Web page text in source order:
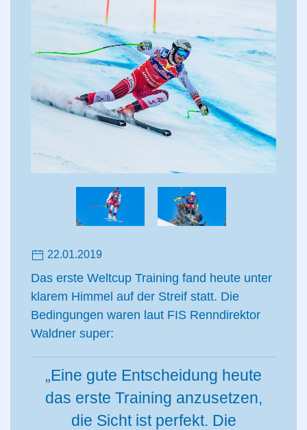
22.01.2019
Das erste Weltcup Training fand heute unter
klarem Himmel auf der Streif statt. Die
Bedingungen waren laut FIS Renndirektor
Waldner super:
„Eine gute Entscheidung heute
das erste Training anzusetzen,
die Sicht ist perfekt. Die